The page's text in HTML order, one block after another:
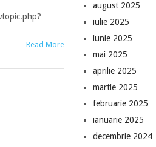
Read More
august 2025
iulie 2025
iunie 2025
mai 2025
aprilie 2025
martie 2025
februarie 2025
ianuarie 2025
decembrie 2024